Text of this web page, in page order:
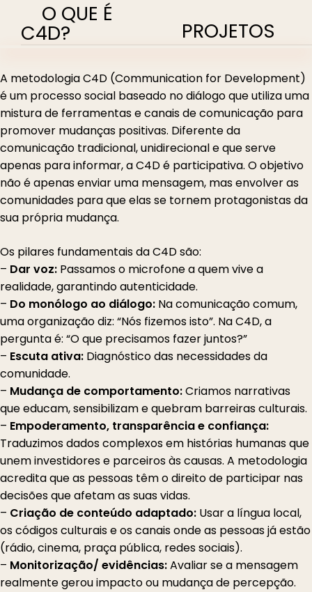
O QUE É
C4D? PROJETOS
A metodologia C4D (Communication for Development)
é um processo social baseado no diálogo que utiliza uma
mistura de ferramentas e canais de comunicação para
promover mudanças positivas. Diferente da
comunicação tradicional, unidirecional e que serve
apenas para informar, a C4D é participativa. O objetivo
não é apenas enviar uma mensagem, mas envolver as
comunidades para que elas se tornem protagonistas da
sua própria mudança.
Os pilares fundamentais da C4D são:
– Dar voz: Passamos o microfone a quem vive a
realidade, garantindo autenticidade.
– Do monólogo ao diálogo: Na comunicação comum,
uma organização diz: “Nós fizemos isto”. Na C4D, a
pergunta é: “O que precisamos fazer juntos?”
– Escuta ativa: Diagnóstico das necessidades da
comunidade.
– Mudança de comportamento:Criamos narrativas
que educam, sensibilizam e quebram barreiras culturais.
– Empoderamento, transparência e confiança:
Traduzimos dados complexos em histórias humanas que
unem investidores e parceiros às causas. A metodologia
acredita que as pessoas têm o direito de participar nas
decisões que afetam as suas vidas.
– Criação de conteúdo adaptado: Usar a língua local,
os códigos culturais e os canais onde as pessoas já estão
(rádio, cinema, praça pública, redes sociais).
– Monitorização/ evidências:Avaliar se a mensagem
realmente gerou impacto ou mudança de percepção.